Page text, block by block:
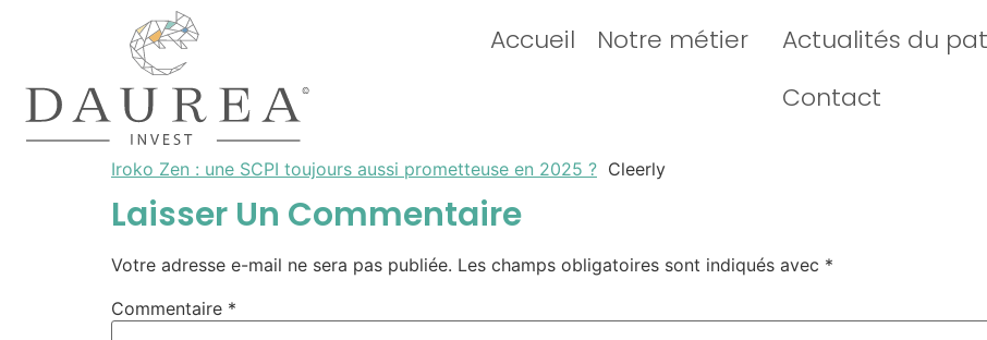
Accueil Notre métier Actualités du
Contact
Iroko Zen : une SCPI toujours aussi prometteuse en 2025 ? Cleerly
Laisser Un Commentaire
Votre adresse e-mail ne sera pas publiée. Les champs obligatoires sont indiqués avec *
Commentaire *